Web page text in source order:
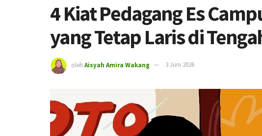
4 Kiat Pedagang Es
yang Tetap Laris di
oleh Aisyah Amira Wakang 3 Juni 2026